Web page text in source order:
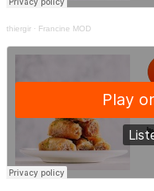
thiergir · Francine MOD